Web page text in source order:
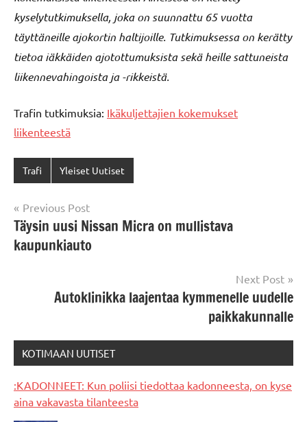
kyselytutkimuksella, joka on suunnattu 65 vuotta
täyttäneille ajokortin haltijoille. Tutkimuksessa on kerätty
tietoa iäkkäiden ajotottumuksista sekä heille sattuneista
liikennevahingoista ja -rikkeistä.
Trafin tutkimuksia: Ikäkuljettajien kokemukset
liikenteestä
Trafi Yleiset Uutiset
Post
navigation
Previous Post
Täysin uusi Nissan Micra on mullistava
kaupunkiauto
Next Post
Autoklinikka laajentaa kymmenelle uudelle
paikkakunnalle
KOTIMAAN UUTISET
:KADONNEET: Kun poliisi tiedottaa kadonneesta, on kyse
aina vakavasta tilanteesta